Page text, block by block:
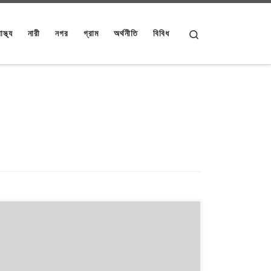
নারী নগর গ্রাম অর্থনীতি বিবিধ